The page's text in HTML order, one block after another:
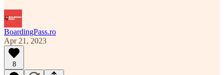
BoardingPass.ro
Apr 21, 2023
8